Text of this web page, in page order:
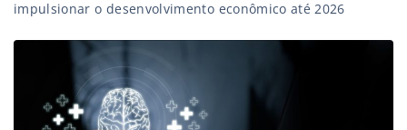
impulsionar o desenvolvimento econômico até 2026